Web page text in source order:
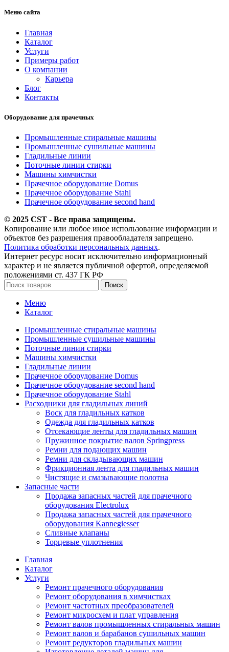
Меню сайта
Главная
Каталог
Услуги
Примеры работ
О компании
Карьера
Блог
Контакты
Оборудование для прачечных
Промышленные стиральные машины
Промышленные сушильные машины
Гладильные линии
Поточные линии стирки
Машины химчистки
Прачечное оборудование Domus
Прачечное оборудование Stahl
Прачечное оборудование second hand
© 2025 CST - Все права защищены.
Копирование или любое иное использование информации и
объектов без разрешения правообладателя запрещено.
Политика обработки персональных данных.
Интернет ресурс носит исключительно информационный
характер и не является публичной офертой, определяемой
положениями ст. 437 ГК РФ
Поиск
Меню
Каталог
Промышленные стиральные машины
Промышленные сушильные машины
Поточные линии стирки
Машины химчистки
Гладильные линии
Прачечное оборудование Domus
Прачечное оборудование second hand
Прачечное оборудование Stahl
Расходники для гладильных линий
Воск для гладильных катков
Одежда для гладильных катков
Отсекающие ленты для гладильных машин
Пружинное покрытие валов Springpress
Ремни для подающих машин
Ремни для складывающих машин
Фрикционная лента для гладильных машин
Чистящие и смазывающие полотна
Запасные части
Продажа запасных частей для прачечного
оборудования Electrolux
Продажа запасных частей для прачечного
оборудования Kannegiesser
Сливные клапаны
Торцевые уплотнения
Главная
Каталог
Услуги
Ремонт прачечного оборудования
Ремонт оборудования в химчистках
Ремонт частотных преобразователей
Ремонт микросхем и плат управления
Ремонт валов промышленных стиральных машин
Ремонт валов и барабанов сушильных машин
Ремонт редукторов гладильных машин